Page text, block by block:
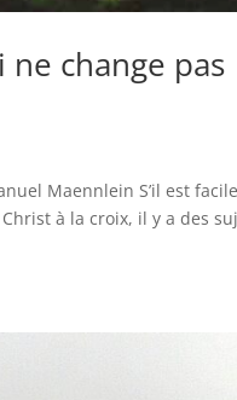
ne change pas
Maennlein S’il est
à la croix, il y a des